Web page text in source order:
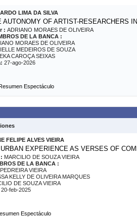
LIMA DA SILVA
AUTONOMY OF ARTIST-RESEARCHERS
: ADRIANO MORAES DE OLIVEIRA
DE LA BANCA :
MORAES DE OLIVEIRA
MEDEIROS DE SOUZA
CAROÇA SEIXAS
27-ago-2026
Espectáculo
FELIPE ALVES VIEIRA
EXPERIENCE AS VERSES OF
MARCILIO DE SOUZA VIEIRA
DE LA BANCA :
VIEIRA
KELLY DE OLIVEIRA MARQUES
DE SOUZA VIEIRA
20-feb-2025
Espectáculo